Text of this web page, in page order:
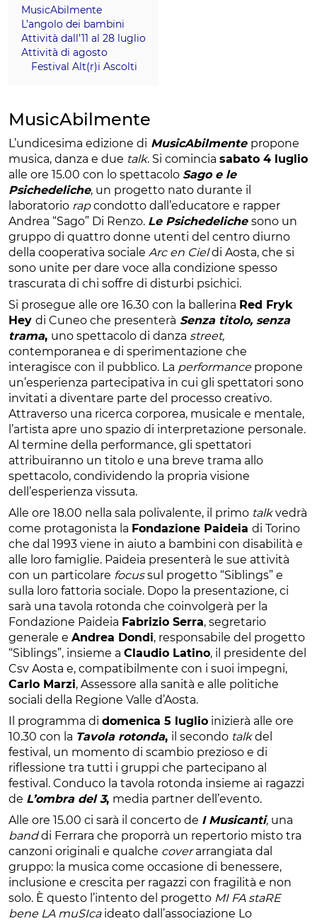
MusicAbilmente
L’angolo dei bambini
Attività dall’11 al 28 luglio
Attività di agosto
Festival Alt(r)i Ascolti
MusicAbilmente
L’undicesima edizione di MusicAbilmente propone
musica, danza e due talk. Si comincia sabato 4 luglio
alle ore 15.00 con lo spettacolo Sago e le
Psichedeliche, un progetto nato durante il
laboratorio rapcondotto dall’educatore e rapper
Andrea “Sago” Di Renzo. Le Psichedeliche sono un
gruppo di quattro donne utenti del centro diurno
della cooperativa sociale Arc en Cieldi Aosta, che si
sono unite per dare voce alla condizione spesso
trascurata di chi soffre di disturbi psichici.
Si prosegue alle ore 16.30 con la ballerina Red Fryk
Hey di Cuneo che presenterà Senza titolo, senza
trama, uno spettacolo di danza street,
contemporanea e di sperimentazione che
interagisce con il pubblico. La performance propone
un’esperienza partecipativa in cui gli spettatori sono
invitati a diventare parte del processo creativo.
Attraverso una ricerca corporea, musicale e mentale,
l’artista apre uno spazio di interpretazione personale.
Al termine della performance, gli spettatori
attribuiranno un titolo e una breve trama allo
spettacolo, condividendo la propria visione
dell’esperienza vissuta.
Alle ore 18.00 nella sala polivalente, il primo talkvedrà
come protagonista la Fondazione Paideia di Torino
che dal 1993 viene in aiuto a bambini con disabilità e
alle loro famiglie. Paideia presenterà le sue attività
con un particolare focussul progetto “Siblings” e
sulla loro fattoria sociale. Dopo la presentazione, ci
sarà una tavola rotonda che coinvolgerà per la
Fondazione Paideia Fabrizio Serra, segretario
generale e Andrea Dondi, responsabile del progetto
“Siblings”, insieme a Claudio Latino, il presidente del
Csv Aosta e, compatibilmente con i suoi impegni,
Carlo Marzi, Assessore alla sanità e alle politiche
sociali della Regione Valle d’Aosta.
Il programma di domenica 5 luglio inizierà alle ore
10.30 con la Tavola rotonda, il secondo talkdel
festival, un momento di scambio prezioso e di
riflessione tra tutti i gruppi che partecipano al
festival. Conduco la tavola rotonda insieme ai ragazzi
de L’ombra del 3, media partner dell’evento.
Alle ore 15.00 ci sarà il concerto de I Musicanti, una
banddi Ferrara che proporrà un repertorio misto tra
canzoni originali e qualche coverarrangiata dal
gruppo: la musica come occasione di benessere,
inclusione e crescita per ragazzi con fragilità e non
solo. È questo l’intento del progetto MI FA staRE
bene LA muSIcaideato dall’associazione Lo